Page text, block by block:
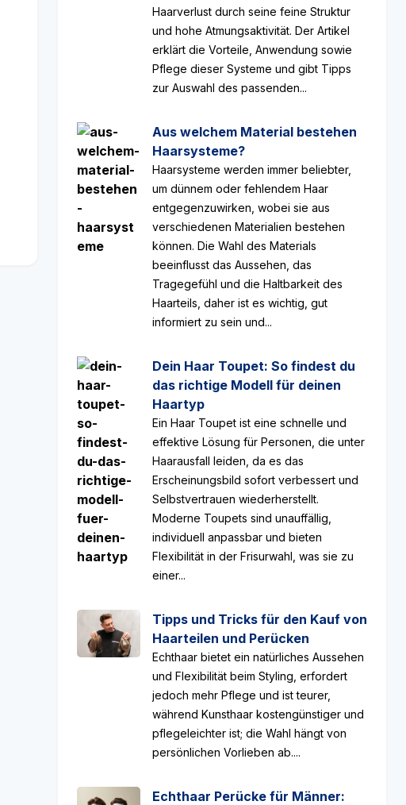
Haarverlust durch seine feine Struktur
und hohe Atmungsaktivität. Der Artikel
erklärt die Vorteile, Anwendung sowie
Pflege dieser Systeme und gibt Tipps
zur Auswahl des passenden...
Aus welchem Material bestehen
Haarsysteme?
Haarsysteme werden immer beliebter,
um dünnem oder fehlendem Haar
entgegenzuwirken, wobei sie aus
verschiedenen Materialien bestehen
können. Die Wahl des Materials
beeinflusst das Aussehen, das
Tragegefühl und die Haltbarkeit des
Haarteils, daher ist es wichtig, gut
informiert zu sein und...
Dein Haar Toupet: So findest du
das richtige Modell für deinen
Haartyp
Ein Haar Toupet ist eine schnelle und
effektive Lösung für Personen, die unter
Haarausfall leiden, da es das
Erscheinungsbild sofort verbessert und
Selbstvertrauen wiederherstellt.
Moderne Toupets sind unauffällig,
individuell anpassbar und bieten
Flexibilität in der Frisurwahl, was sie zu
einer...
Tipps und Tricks für den Kauf von
Haarteilen und Perücken
Echthaar bietet ein natürliches Aussehen
und Flexibilität beim Styling, erfordert
jedoch mehr Pflege und ist teurer,
während Kunsthaar kostengünstiger und
pflegeleichter ist; die Wahl hängt von
persönlichen Vorlieben ab....
Echthaar Perücke für Männer: